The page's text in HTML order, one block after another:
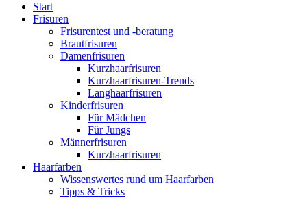
Start
Frisuren
Frisurentest und -beratung
Brautfrisuren
Damenfrisuren
Kurzhaarfrisuren
Kurzhaarfrisuren-Trends
Langhaarfrisuren
Kinderfrisuren
Für Mädchen
Für Jungs
Männerfrisuren
Kurzhaarfrisuren
Haarfarben
Wissenswertes rund um Haarfarben
Tipps & Tricks